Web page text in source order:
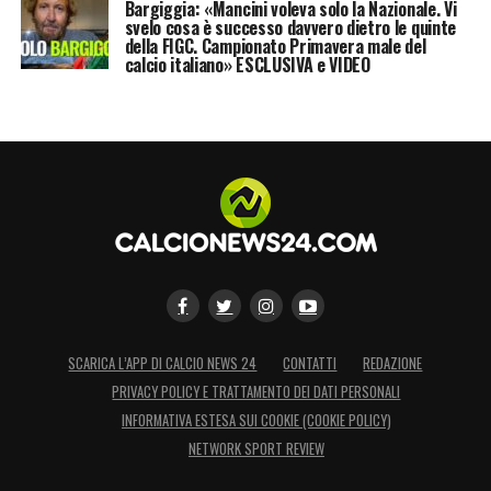
SU LAZIONEWS24
LA PLAYLIST DELLE NOSTRE TOP NEWS
Bargiggia: «Mancini voleva solo la Nazionale. Vi
svelo cosa è successo davvero dietro le quinte
della FIGC. Campionato Primavera male del
calcio italiano» ESCLUSIVA e VIDEO
SCARICA L’APP DI CALCIO NEWS 24 CONTATTI
REDAZIONE
PRIVACY POLICY E TRATTAMENTO DEI DATI PERSONALI
INFORMATIVA ESTESA SUI COOKIE (COOKIE POLICY)
NETWORK SPORT REVIEW